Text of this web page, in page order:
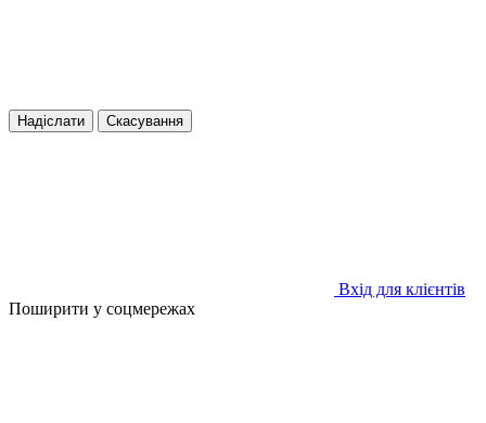
Надіслати Скасування
Вхід для клієнтів
Поширити у соцмережах